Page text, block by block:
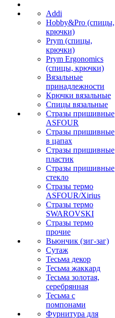
Addi
Hobby&Pro (спицы,
крючки)
Prym (спицы,
крючки)
Prym Ergonomics
(спицы, крючки)
Вязальные
принадлежности
Крючки вязальные
Спицы вязальные
Стразы пришивные
ASFOUR
Стразы пришивные
в цапах
Стразы пришивные
пластик
Стразы пришивные
стекло
Стразы термо
ASFOUR/Xirius
Стразы термо
SWAROVSKI
Стразы термо
прочие
Вьюнчик (зиг-заг)
Сутаж
Тесьма декор
Тесьма жаккард
Тесьма золотая,
серебрянная
Тесьма с
помпонами
Фурнитура для